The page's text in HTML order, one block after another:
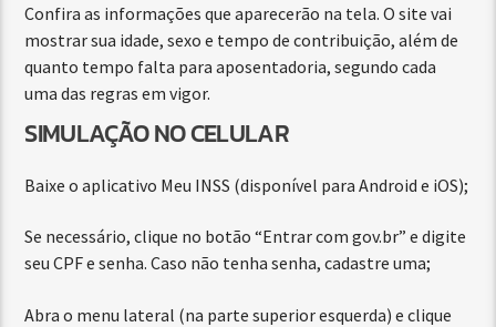
Confira as informações que aparecerão na tela. O site vai
mostrar sua idade, sexo e tempo de contribuição, além de
quanto tempo falta para aposentadoria, segundo cada
uma das regras em vigor.
SIMULAÇÃO NO CELULAR
Baixe o aplicativo Meu INSS (disponível para Android e iOS);
Se necessário, clique no botão “Entrar com gov.br” e digite
seu CPF e senha. Caso não tenha senha, cadastre uma;
Abra o menu lateral (na parte superior esquerda) e clique